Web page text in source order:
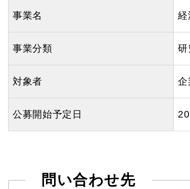
事業名 経
事業分類 研
対象者 企
公募開始予定日
問い合わせ先